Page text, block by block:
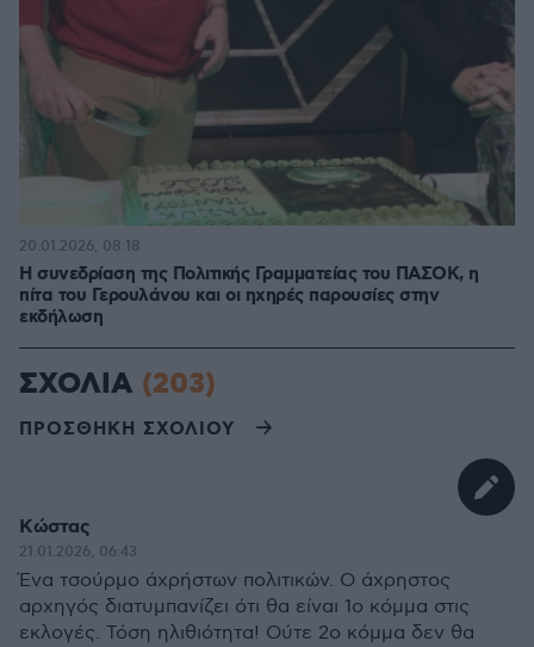
Η συνεδρίαση της Πολιτικής Γραμματείας του ΠΑΣΟΚ, η
πίτα του Γερουλάνου και οι ηχηρές παρουσίες στην
εκδήλωση
20.01.2026, 08:18
ΣΧΟΛΙΑ (203)
ΠΡΟΣΘΗΚΗ ΣΧΟΛΙΟΥ
Κώστας
21.01.2026, 06:43
Ένα τσούρμο άχρήστων πολιτικών. Ο άχρηστος
αρχηγός διατυμπανίζει ότι θα είναι 1ο κόμμα στις
εκλογές. Τόση ηλιθιότητα! Ούτε 2ο κόμμα δεν θα